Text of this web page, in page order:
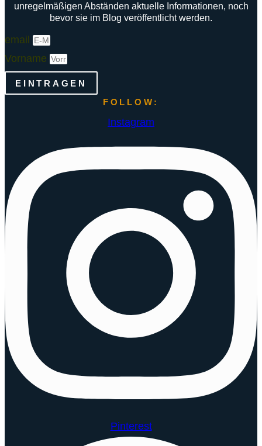
unregelmäßigen Abständen aktuelle Informationen, noch
bevor sie im Blog veröffentlicht werden.
email
Vorname
EINTRAGEN
FOLLOW:
Instagram
Pinterest